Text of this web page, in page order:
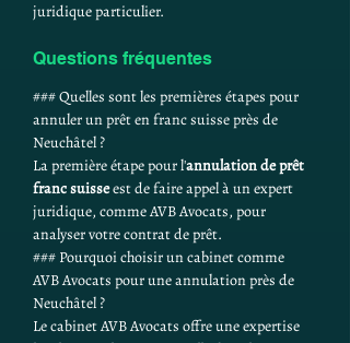
juridique particulier.
Questions fréquentes
### Quelles sont les premières étapes pour
annuler un prêt en franc suisse près de
Neuchâtel ?
La première étape pour l'annulation de prêt
franc suisse est de faire appel à un expert
juridique, comme AVB Avocats, pour
analyser votre contrat de prêt.
### Pourquoi choisir un cabinet comme
AVB Avocats pour une annulation près de
Neuchâtel ?
Le cabinet AVB Avocats offre une expertise